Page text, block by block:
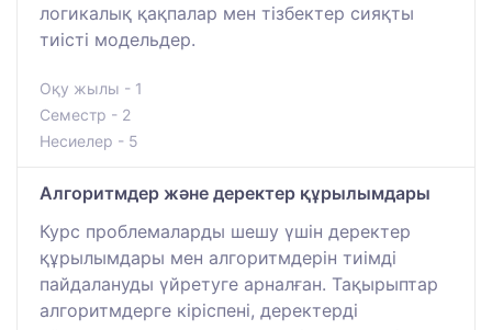
логикалық қақпалар мен тізбектер сияқты
тиісті модельдер.
Оқу жылы - 1
Семестр - 2
Несиелер - 5
Алгоритмдер және деректер құрылымдары
Курс проблемаларды шешу үшін деректер
құрылымдары мен алгоритмдерін тиімді
пайдалануды үйретуге арналған. Тақырыптар
алгоритмдерге кіріспені, деректерді